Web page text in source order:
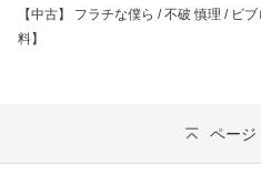
【中古】 フラチな僕ら / 不破 慎理 / ビ
料】
ページ